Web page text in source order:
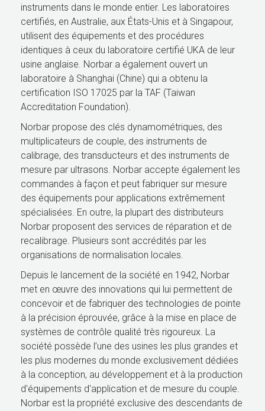
instruments dans le monde entier. Les laboratoires
certifiés, en Australie, aux États-Unis et à Singapour,
utilisent des équipements et des procédures
identiques à ceux du laboratoire certifié UKA de leur
usine anglaise. Norbar a également ouvert un
laboratoire à Shanghai (Chine) qui a obtenu la
certification ISO 17025 par la TAF (Taiwan
Accreditation Foundation).
Norbar propose des clés dynamométriques, des
multiplicateurs de couple, des instruments de
calibrage, des transducteurs et des instruments de
mesure par ultrasons. Norbar accepte également les
commandes à façon et peut fabriquer sur mesure
des équipements pour applications extrêmement
spécialisées. En outre, la plupart des distributeurs
Norbar proposent des services de réparation et de
recalibrage. Plusieurs sont accrédités par les
organisations de normalisation locales.
Depuis le lancement de la société en 1942, Norbar
met en œuvre des innovations qui lui permettent de
concevoir et de fabriquer des technologies de pointe
à la précision éprouvée, grâce à la mise en place de
systèmes de contrôle qualité très rigoureux. La
société possède l’une des usines les plus grandes et
les plus modernes du monde exclusivement dédiées
à la conception, au développement et à la production
d'équipements d'application et de mesure du couple.
Norbar est la propriété exclusive des descendants de